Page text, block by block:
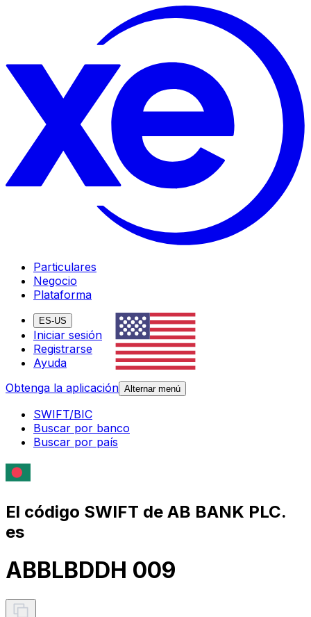
Particulares
Negocio
Plataforma
ES-US
Iniciar sesión
Registrarse
Ayuda
Obtenga la aplicación Alternar menú
SWIFT/BIC
Buscar por banco
Buscar por país
El código SWIFT de AB BANK PLC.
es
ABBLBDDH 009